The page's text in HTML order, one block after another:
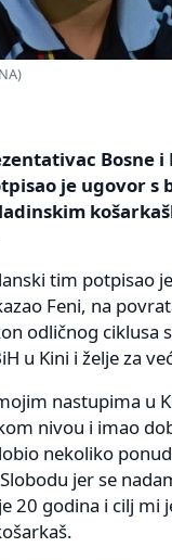
Bosne
je ugovor s
tim potpisao
Feni, na
odličnog ciklusa s
u Kini i želje za
nastupima u
nivou i imao
nekoliko
jer se
20 godina i cilj mi